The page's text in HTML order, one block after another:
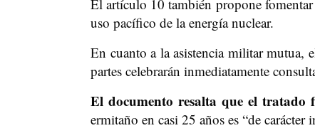
El artículo 10 también propone
uso pacífico de la energía nuclear.
En cuanto a la asistencia militar mutua,
partes celebrarán inmediatamente
El documento resalta que el tratado
ermitaño en casi 25 años es “de carácter